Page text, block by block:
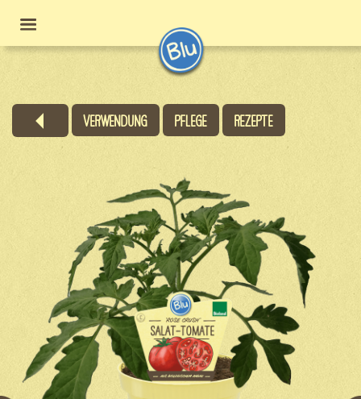
Verwendung Pflege Rezepte